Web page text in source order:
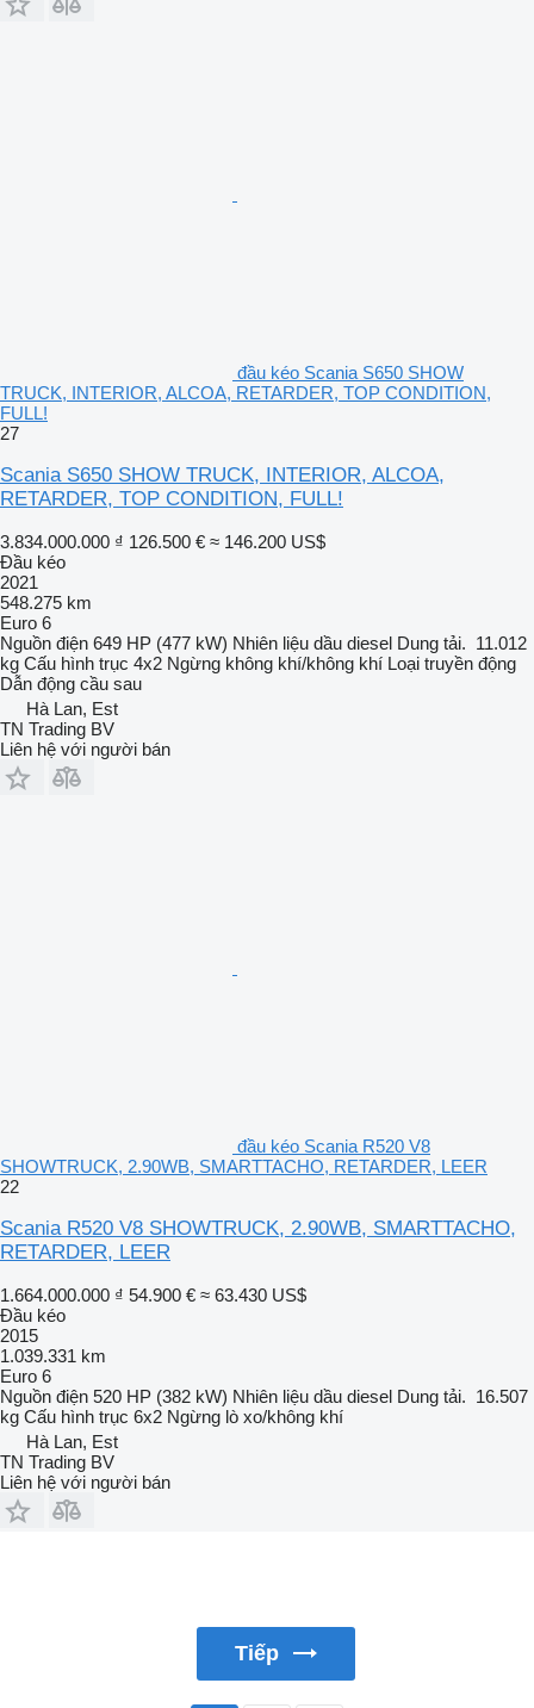
đầu kéo Scania S650 SHOW
TRUCK, INTERIOR, ALCOA, RETARDER, TOP CONDITION,
FULL!
27
Scania S650 SHOW TRUCK, INTERIOR, ALCOA,
RETARDER, TOP CONDITION, FULL!
3.834.000.000 ₫ 126.500 € ≈ 146.200 US$
Đầu kéo
2021
548.275 km
Euro 6
Nguồn điện 649 HP (477 kW) Nhiên liệu dầu diesel Dung tải. 11.012
kg Cấu hình trục 4x2 Ngừng không khí/không khí Loại truyền động
Dẫn động cầu sau
Hà Lan, Est
TN Trading BV
Liên hệ với người bán
đầu kéo Scania R520 V8
SHOWTRUCK, 2.90WB, SMARTTACHO, RETARDER, LEER
22
Scania R520 V8 SHOWTRUCK, 2.90WB, SMARTTACHO,
RETARDER, LEER
1.664.000.000 ₫ 54.900 € ≈ 63.430 US$
Đầu kéo
2015
1.039.331 km
Euro 6
Nguồn điện 520 HP (382 kW) Nhiên liệu dầu diesel Dung tải. 16.507
kg Cấu hình trục 6x2 Ngừng lò xo/không khí
Hà Lan, Est
TN Trading BV
Liên hệ với người bán
Tiếp